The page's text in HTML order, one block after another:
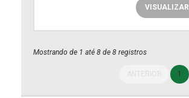
VISUALIZAR
Mostrando de 1 até 8 de 8 registros
1